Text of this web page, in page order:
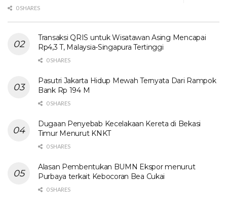
0 SHARES
Transaksi QRIS untuk Wisatawan Asing Mencapai
Rp4,3 T, Malaysia-Singapura Tertinggi
0 SHARES
Pasutri Jakarta Hidup Mewah Ternyata Dari Rampok
Bank Rp 194 M
0 SHARES
Dugaan Penyebab Kecelakaan Kereta di Bekasi
Timur Menurut KNKT
0 SHARES
Alasan Pembentukan BUMN Ekspor menurut
Purbaya terkait Kebocoran Bea Cukai
0 SHARES